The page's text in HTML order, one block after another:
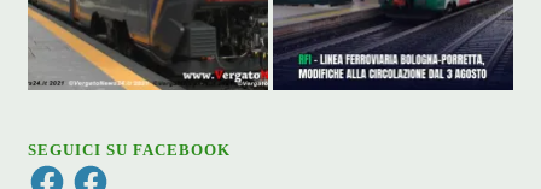
SEGUICI SU FACEBOOK
FacebookFacebook